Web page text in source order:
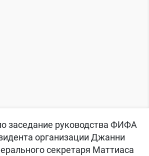
заседание руководства ФИФА
организации Джанни
секретаря Маттиаса